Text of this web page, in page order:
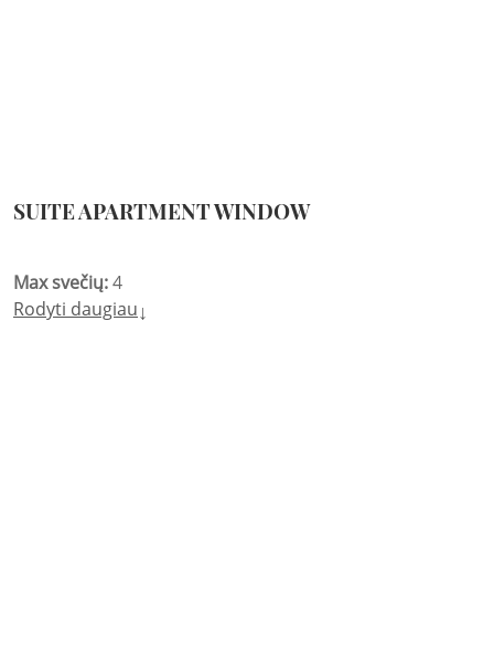
SUITE APARTMENT WINDOW
Max svečių:4
Rodyti daugiau